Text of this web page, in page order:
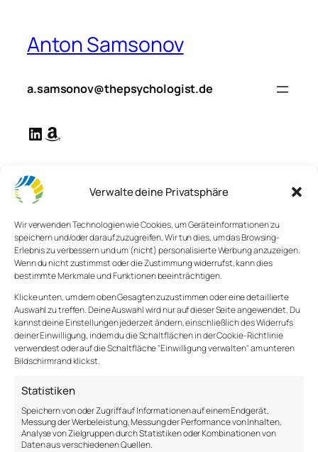
Verwalte deine Privatsphäre
Wir verwenden Technologien wie Cookies, um Geräteinformationen zu
speichern und/oder darauf zuzugreifen. Wir tun dies, um das Browsing-
Erlebnis zu verbessern und um (nicht) personalisierte Werbung anzuzeigen.
Wenn du nicht zustimmst oder die Zustimmung widerrufst, kann dies
bestimmte Merkmale und Funktionen beeinträchtigen.
Klicke unten, um dem oben Gesagten zuzustimmen oder eine detaillierte
Auswahl zu treffen. Deine Auswahl wird nur auf dieser Seite angewendet. Du
kannst deine Einstellungen jederzeit ändern, einschließlich des Widerrufs
deiner Einwilligung, indem du die Schaltflächen in der Cookie-Richtlinie
verwendest oder auf die Schaltfläche "Einwilligung verwalten" am unteren
Bildschirmrand klickst.
Statistiken
Speichern von oder Zugriff auf Informationen auf einem Endgerät,
Messung der Werbeleistung, Messung der Performance von Inhalten,
Analyse von Zielgruppen durch Statistiken oder Kombinationen von
Daten aus verschiedenen Quellen.
springen
Anton Samsonov
a.samsonov@thepsychologist.de
LinkedIn
Amazon
Impressum
aktualisiert.
Der Eigentümer dieser Website ist:
Anton Samsonov
Lenaustr.21, 40470 Düsseldorf
Telefonnummer: +4915783790200
1. Allgemein
1.1 Der Beruf oder die Tätigkeiten, die auf dieser Website